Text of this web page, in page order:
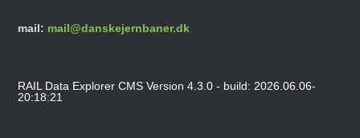
mail: mail@danskejernbaner.dk
RAIL Data Explorer CMS Version 4.3.0 - build: 2026.06.06-
20:18:21